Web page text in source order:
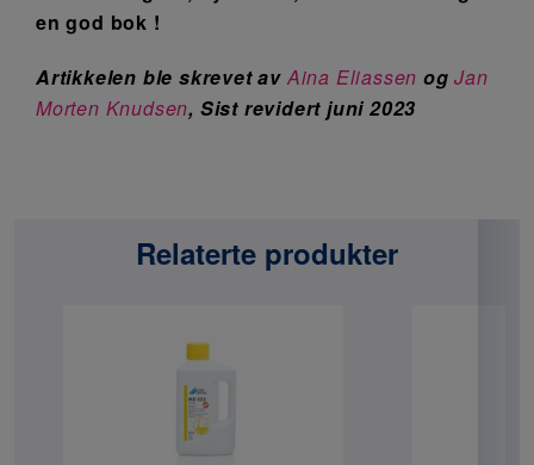
en god bok !
Artikkelen ble skrevet avAina Eliassen ogJan
Morten Knudsen, Sist revidert juni 2023
Relaterte produkter